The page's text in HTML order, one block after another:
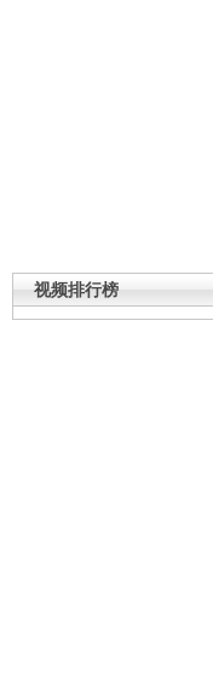
视频排行榜